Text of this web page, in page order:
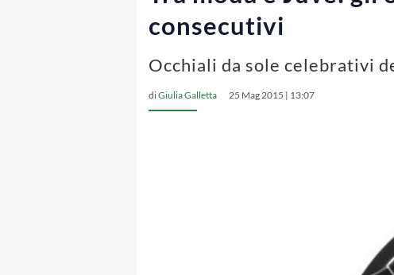
consecutivi
Occhiali da sole celebrativi
diGiulia Galletta 25 Mag 2015 | 13:07